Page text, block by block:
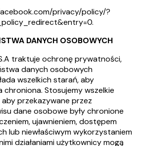
privacy/policy/?
.
DANYCH OSOBOWYCH
traktuje ochronę prywatności,
danych osobowych
wszelkich starań, aby
Stosujemy wszelkie
przekazywane przez
dane osobowe były chronione
ujawnieniem, dostępem
lub niewłaściwym wykorzystaniem
działaniami użytkownicy mogą